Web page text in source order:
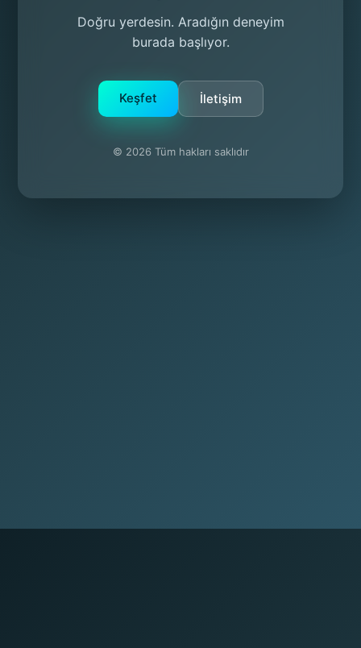
Doğru yerdesin. Aradığın deneyim
burada başlıyor.
Keşfet İletişim
© 2026 Tüm hakları saklıdır